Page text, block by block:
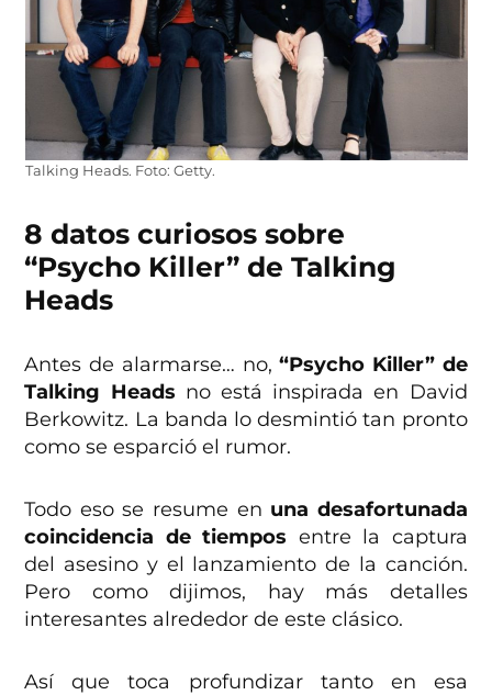
Talking Heads. Foto: Getty.
8 datos curiosos sobre
“Psycho Killer” de Talking
Heads
Antes de alarmarse… no,“Psycho Killer” de
Talking Heads no está inspirada en David
Berkowitz. La banda lo desmintió tan pronto
como se esparció el rumor.
Todo eso se resume en una desafortunada
coincidencia de tiempos entre la captura
del asesino y el lanzamiento de la canción.
Pero como dijimos, hay más detalles
interesantes alrededor de este clásico.
Así que toca profundizar tanto en esa